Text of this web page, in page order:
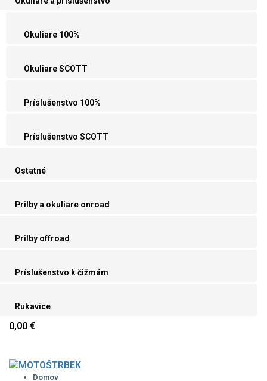
Okuliare 100%
Okuliare SCOTT
Príslušenstvo 100%
Príslušenstvo SCOTT
Ostatné
Prilby a okuliare onroad
Prilby offroad
Príslušenstvo k čižmám
Rukavice
0,00 €
contentDomov